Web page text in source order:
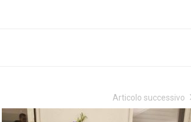
Articolo successivo